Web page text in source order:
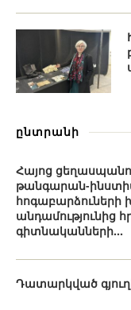
ընտրանի
Հայոց
թանգարան-
հոգաբարձուների
անդամությունից
գիտնականների...
Դատարկված